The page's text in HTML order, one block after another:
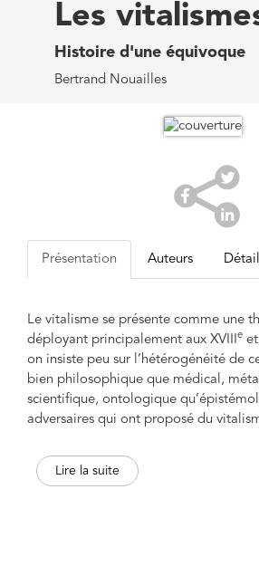
Les
Histoire d'une équivoque
Bertrand Nouailles
Présentation Auteurs
Le vitalisme se présente comme une
déployant princi­pa­lement aux XVIIIe
on insiste peu sur l’hétérogénéité de
bien philosophique que médical,
scientifique, ontologique
adversaires qui ont proposé du
Les études réunies dans ce livre
Lire la suite